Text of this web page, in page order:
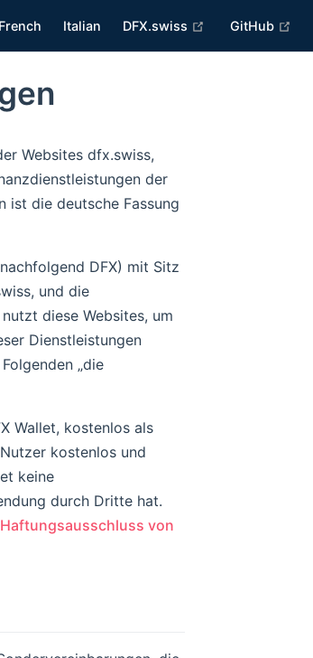
French Italian DFX.swiss (opens new
GitHub
Websites dfx.swiss,
der
ist die deutsche Fassung
DFX) mit Sitz
und die
diese Websites, um
Dienstleistungen
„die
Wallet, kostenlos als
kostenlos und
keine
durch Dritte hat.
Haftungsausschluss von